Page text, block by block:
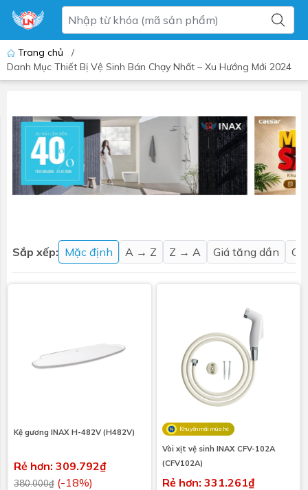
Trang chủ
/
Danh Mục Thiết Bị Vệ Sinh Bán Chạy Nhất – Xu Hướng Mới 2024
Sắp xếp: Mặc định A → Z Z → A Giá tăng dần
Kệ gương INAX H-482V (H482V)
Rẻ hơn: 309.792₫
380.000₫ (-18%)
Khuyến mãi mùa hè
Vòi xịt vệ sinh INAX CFV-102A
(CFV102A)
Rẻ hơn: 331.261₫